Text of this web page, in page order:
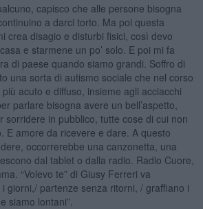
capisco che alle persone bisogna
a darci torto. Ma poi questa
crea disagio e disturbi fisici, così devo
e starmene un po’ solo. E poi mi fa
di paese quando siamo grandi. Soffro di
una sorta di autismo sociale che nel corso
acuto e diffuso, insieme agli acciacchi
parlare bisogna avere un bell’aspetto,
sorridere in pubblico, tutte cose di cui non
E amore da ricevere e dare. A questo
occorrerebbe una canzonetta, una
dal tablet o dalla radio. Radio Cuore,
“Volevo te” di Giusy Ferreri va
giorni,/ partenze senza ritorni, / graffiano i
siamo lontani”.